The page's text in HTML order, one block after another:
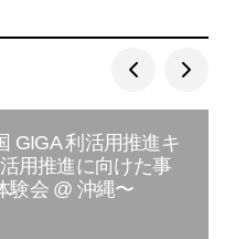
GIGA 利活用推進キ
用推進に向けた事
験会 @ 沖縄〜